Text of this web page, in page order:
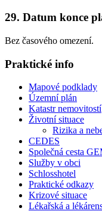
29. Datum konce
Bez časového omezení.
Praktické info
Mapové podklady
Územní plán
Katastr nemovitostí
Životní situace
Rizika a
CEDES
Společná cesta
Služby v obci
Schlosshotel
Praktické odkazy
Krizové situace
Lékařská a